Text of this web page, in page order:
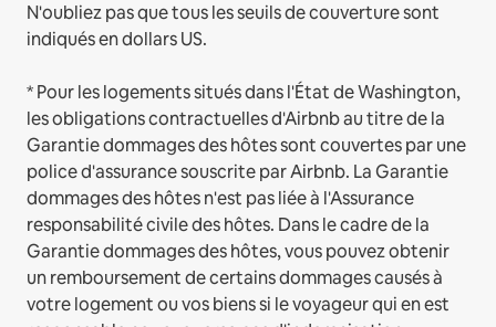
N'oubliez pas que tous les seuils de couverture sont
indiqués en dollars US.
* Pour les logements situés dans l'État de Washington,
les obligations contractuelles d'Airbnb au titre de la
Garantie dommages des hôtes sont couvertes par une
police d'assurance souscrite par Airbnb. La Garantie
dommages des hôtes n'est pas liée à l'Assurance
responsabilité civile des hôtes. Dans le cadre de la
Garantie dommages des hôtes, vous pouvez obtenir
un remboursement de certains dommages causés à
votre logement ou vos biens si le voyageur qui en est